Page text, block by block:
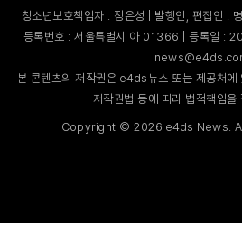
청소년보호책임자 : 장은성 | 발행인, 편집인
등록번호 : 서울특별시 아 01366 | 등록일 :
본 콘텐츠의 저작권은 e4ds뉴스 또는 제공처에
저작권법 등에 따라 법적책임을
Copyright ©2026 e4ds News.